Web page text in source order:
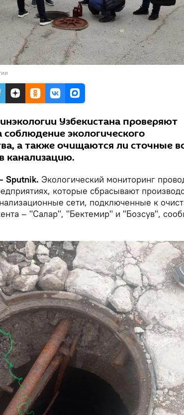
Узбекистана проверяют
экологического
а также очищаются ли сточные
канализацию.
Sputnik. Экологический мониторинг
которые сбрасывают
сети, подключенные к
– "Салар", "Бектемир" и "Бозсув",